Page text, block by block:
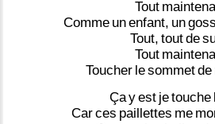
Tout
Comme unenfant, un
Tout, toutde
Tout
Toucher lesommetde
Çayest jetouche
Carces paillettes me